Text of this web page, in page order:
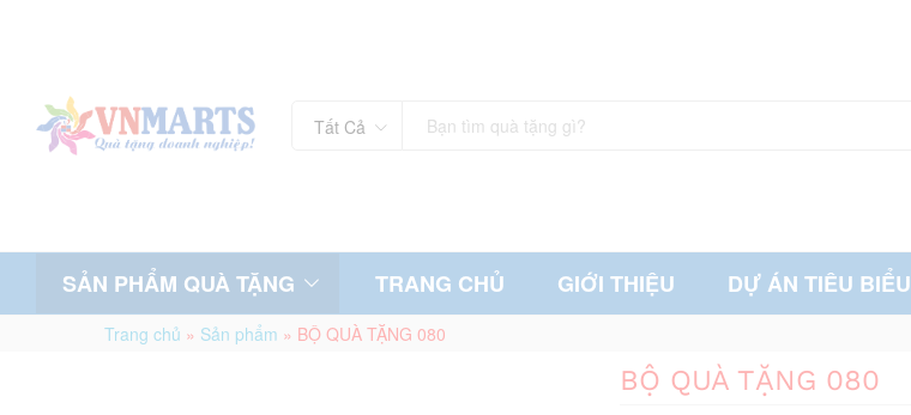
Tất Cả
SẢN PHẨM QUÀ TẶNG TRANG CHỦ GIỚI THIỆU DỰ ÁN TIÊU BIỂU
Trang chủ » Sản phẩm » BỘ QUÀ TẶNG 080
BỘ QUÀ TẶNG 080